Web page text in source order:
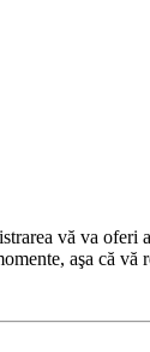
vă va oferi
aşa că vă